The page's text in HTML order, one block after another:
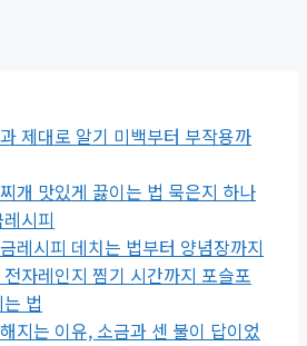
제대로 알기 미백부터 부작용까
개 맛있게 끓이는 법 묵은지 하나
시피
레시피 데치는 법부터 양념장까지
자레인지 찜기 시간까지 포슬포
법
지는 이유, 소금과 센 불이 답이었